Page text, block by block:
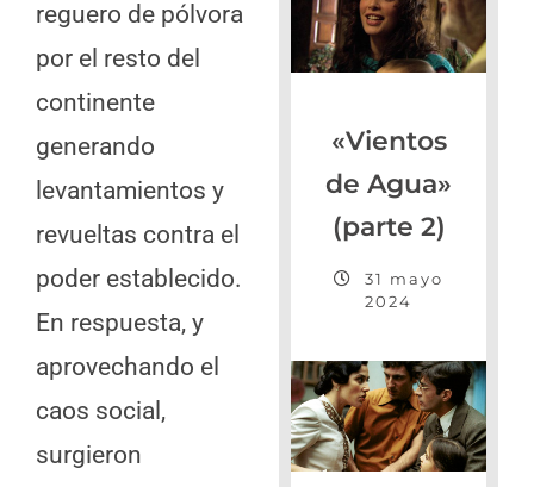
reguero de pólvora
por el resto del
continente
generando
levantamientos y
revueltas contra el
poder establecido.
En respuesta, y
aprovechando el
caos social,
surgieron
«Vientos
de Agua»
(parte 2)
31 mayo
2024